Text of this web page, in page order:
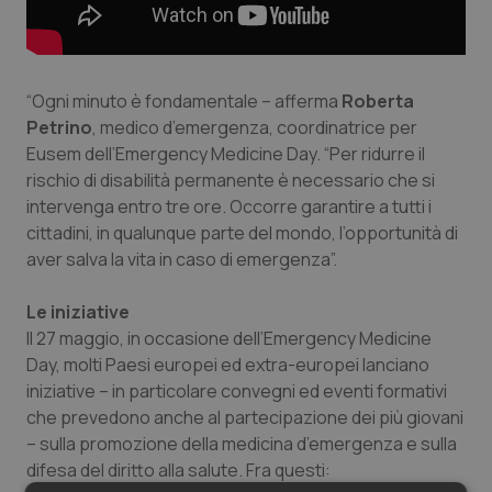
Salute orale & impianti
Tiroide
Tumore al seno
Tumore ovarico
Tumori del Polmone & Testa Collo
Tumori gastrointestinali
Ulcera & Reflusso
Vaccini
“Ogni minuto è fondamentale – afferma Roberta
Petrino, medico d’emergenza, coordinatrice per
Eusem dell’Emergency Medicine Day. “Per ridurre il
rischio di disabilità permanente è necessario che si
intervenga entro tre ore. Occorre garantire a tutti i
cittadini, in qualunque parte del mondo, l’opportunità di
aver salva la vita in caso di emergenza”.
Le iniziative
Il 27 maggio, in occasione dell’Emergency Medicine
Day, molti Paesi europei ed extra-europei lanciano
iniziative – in particolare convegni ed eventi formativi
che prevedono anche al partecipazione dei più giovani
– sulla promozione della medicina d’emergenza e sulla
difesa del diritto alla salute. Fra questi: